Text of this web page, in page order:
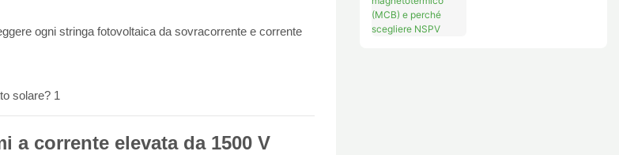
ogni stringa fotovoltaica da sovracorrente e corrente
a corrente elevata da 1500 V